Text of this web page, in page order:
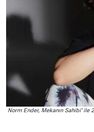
Norm Ender, Mekanın Sahibi’ ile